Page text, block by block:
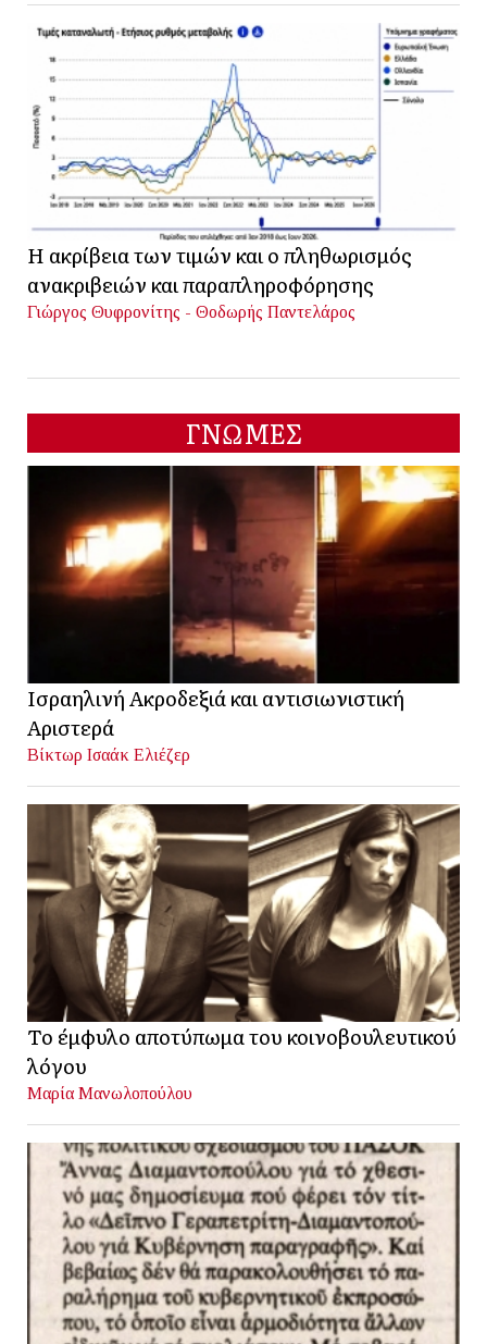
Η ακρίβεια των τιμών και ο πληθωρισμός
ανακριβειών και παραπληροφόρησης
Γιώργος Θυφρονίτης - Θοδωρής Παντελάρος
ΓΝΩΜΕΣ
Ισραηλινή Ακροδεξιά και αντισιωνιστική
Αριστερά
Βίκτωρ Ισαάκ Ελιέζερ
Το έμφυλο αποτύπωμα του κοινοβουλευτικού
λόγου
Μαρία Μανωλοπούλου